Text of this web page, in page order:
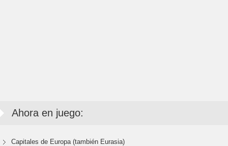
Ahora en juego:
Capitales de Europa (también Eurasia)